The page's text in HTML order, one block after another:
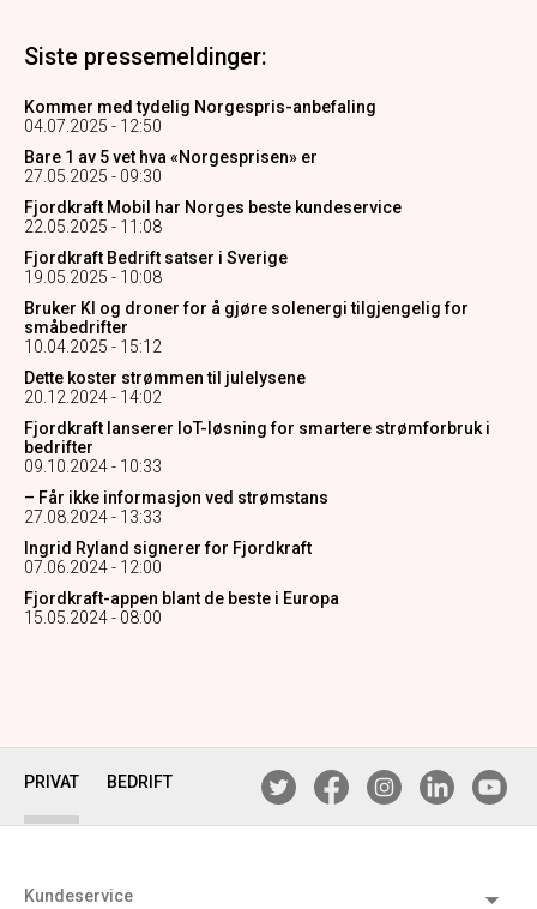
Siste pressemeldinger:
Kommer med tydelig Norgespris-anbefaling
04.07.2025 - 12:50
Bare 1 av 5 vet hva «Norgesprisen» er
27.05.2025 - 09:30
Fjordkraft Mobil har Norges beste kundeservice
22.05.2025 - 11:08
Fjordkraft Bedrift satser i Sverige
19.05.2025 - 10:08
Bruker KI og droner for å gjøre solenergi tilgjengelig for
småbedrifter
10.04.2025 - 15:12
Dette koster strømmen til julelysene
20.12.2024 - 14:02
Fjordkraft lanserer IoT-løsning for smartere strømforbruk i
bedrifter
09.10.2024 - 10:33
– Får ikke informasjon ved strømstans
27.08.2024 - 13:33
Ingrid Ryland signerer for Fjordkraft
07.06.2024 - 12:00
Fjordkraft-appen blant de beste i Europa
15.05.2024 - 08:00
PRIVAT BEDRIFT
Kundeservice